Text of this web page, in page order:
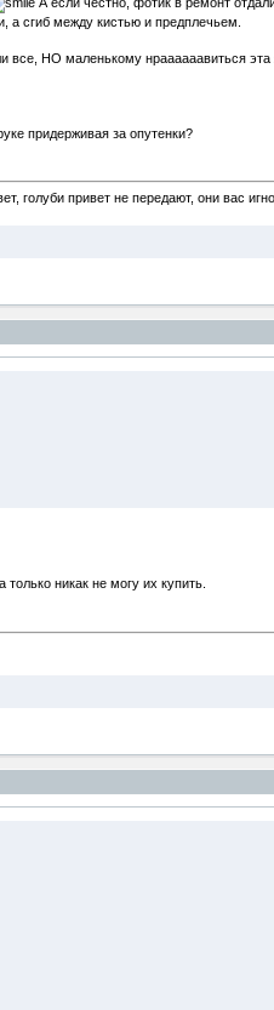
а сгиб между кистью и предплечьем.
НО маленькому нраааааавиться эта
придерживая за опутенки?
голуби привет не передают, они вас
никак не могу их купить.